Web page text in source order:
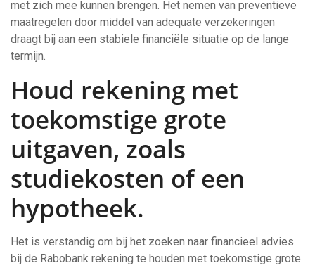
met zich mee kunnen brengen. Het nemen van preventieve
maatregelen door middel van adequate verzekeringen
draagt bij aan een stabiele financiële situatie op de lange
termijn.
Houd rekening met
toekomstige grote
uitgaven, zoals
studiekosten of een
hypotheek.
Het is verstandig om bij het zoeken naar financieel advies
bij de Rabobank rekening te houden met toekomstige grote